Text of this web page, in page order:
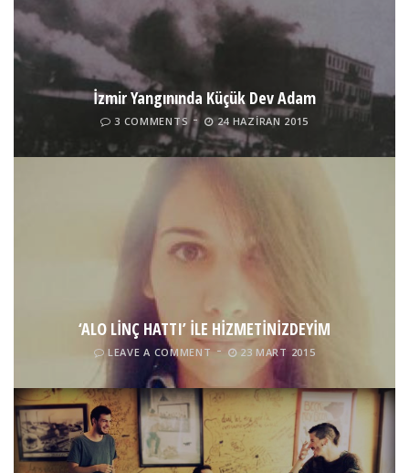
İzmir Yangınında Küçük Dev Adam
3 COMMENTS 24 HAZIRAN 2015
‘ALO LİNÇ HATTI’ İLE HİZMETİNİZDEYİM
LEAVE A COMMENT 23 MART 2015